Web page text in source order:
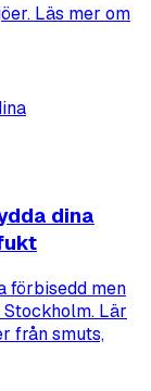
Läs mer om
dina
förbisedd men
Lär
från smuts,